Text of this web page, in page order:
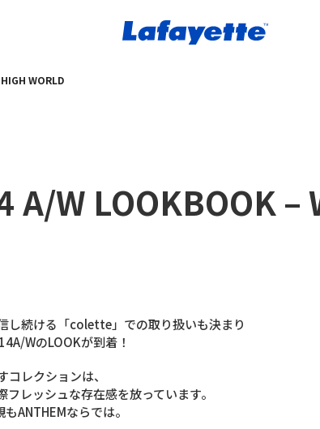
WORLD
A/W LOOKBOOK –
し続ける「colette」での取り扱いも決まり
WのLOOKが到着！
レクションは、
レッシュな存在感を放っています。
ANTHEMならでは。